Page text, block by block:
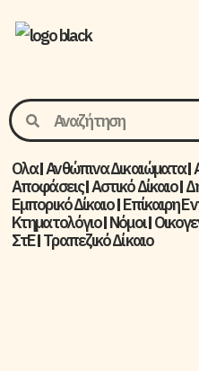
Ολα Ανθώπινα Δικαιώματα
Αποφάσεις Αστικό Δίκαιο
Εμπορικό Δίκαιο Επίκαιρη
Κτηματολόγιο Νόμοι
ΣτΕ Τραπεζικό Δίκαιο